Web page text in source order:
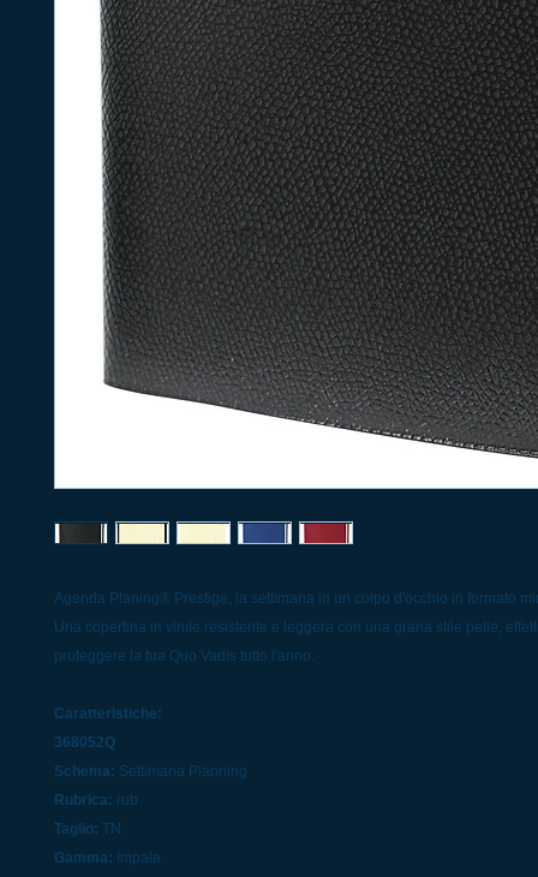
Agenda Planing® Prestige, la settimana in un colpo d'occhio in formato
Una copertina in vinile resistente e leggera con una grana stile pelle,
proteggere la tua Quo Vadis tutto l'anno.
Caratteristiche:
368052Q
Schema: Settimana Planning
Rubrica: rub
Taglio: TN
Gamma: Impala